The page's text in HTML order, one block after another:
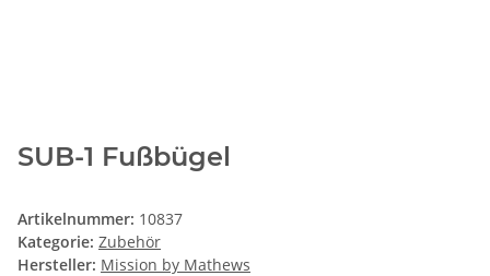
SUB-1 Fußbügel
Artikelnummer: 10837
Kategorie: Zubehör
Hersteller: Mission by Mathews